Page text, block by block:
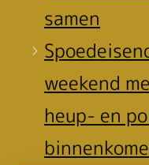
samen
weekend
heup- en